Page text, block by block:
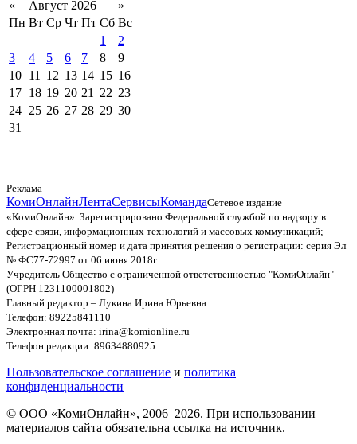
« Август 2026
»
Пн Вт Ср Чт Пт Сб Вс
1
2
3
4 5 6 7 8
9
10 11 12 13 14 15 16
17 18 19 20 21 22 23
24 25 26 27 28 29 30
31
Реклама
КомиОнлайнЛентаСервисыКомандаСетевое издание
«КомиОнлайн». Зарегистрировано Федеральной службой по надзору в
сфере связи, информационных технологий и массовых коммуникаций;
Регистрационный номер и дата принятия решения о регистрации: серия Эл
№ ФС77-72997 от 06 июня 2018г.
Учредитель Общество с ограниченной ответственностью "КомиОнлайн"
(ОГРН 1231100001802)
Главный редактор – Лукина Ирина Юрьевна.
Телефон: 89225841110
Электронная почта: irina@komionline.ru
Телефон редакции: 89634880925
Пользовательское соглашение и политика
конфиденциальности
© ООО «КомиОнлайн», 2006–2026. При использовании
материалов сайта обязательна ссылка на источник.